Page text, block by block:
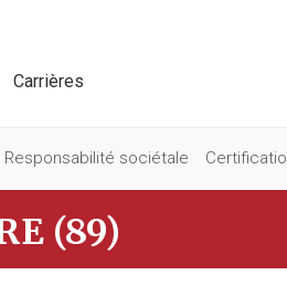
Carrières
Responsabilité sociétale
(89)